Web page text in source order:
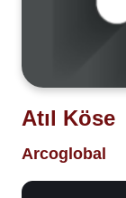
Atıl Köse
Arcoglobal